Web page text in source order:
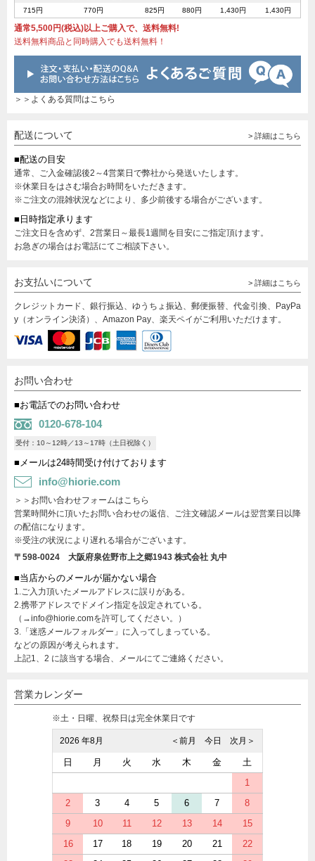
715円 770円 825円 880円 1,430円 1,430円
通常5,500円(税込)以上ご購入で、送料無料!
送料無料商品と同時購入でも送料無料！
＞＞よくある質問はこちら
配送について > 詳細はこちら
■配送の目安
通常、ご入金確認後2～4営業日で弊社から発送いたします。
※休業日をはさむ場合お時間をいただきます。
※ご注文の混雑状況などにより、多少前後する場合がございます。
■日時指定承ります
ご注文日を含めず、2営業日～最長1週間を目安にご指定頂けます。
お急ぎの場合はお電話にてご相談下さい。
お支払いについて > 詳細はこちら
クレジットカード、銀行振込、ゆうちょ振込、郵便振替、代金引換、PayPa
y（オンライン決済）、Amazon Pay、楽天ペイがご利用いただけます。
お問い合わせ
■お電話でのお問い合わせ
0120-678-104
受付：10～12時／13～17時（土日祝除く）
■メールは24時間受け付けております
info@hiorie.com
＞＞お問い合わせフォームはこちら
営業時間外に頂いたお問い合わせの返信、ご注文確認メールは翌営業日以降
の配信になります。
※受注の状況により遅れる場合がございます。
〒598-0024 大阪府泉佐野市上之郷1943 株式会社 丸中
■当店からのメールが届かない場合
1.ご入力頂いたメールアドレスに誤りがある。
2.携帯アドレスでドメイン指定を設定されている。
（→info@hiorie.comを許可してください。）
3.「迷惑メールフォルダー」に入ってしまっている。
などの原因が考えられます。
上記1、2 に該当する場合、メールにてご連絡ください。
営業カレンダー
※土・日曜、祝祭日は完全休業日です
2026 年8月 次月＞
今日
＜前月
日 月 火 水 木 金
土
1
2
3 4 5 6 7
8
9
10 11 12 13 14
15
16
17 18 19 20 21
22